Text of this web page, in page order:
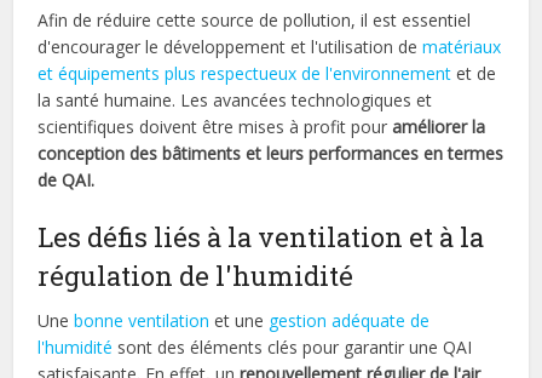
Afin de réduire cette source de pollution, il est essentiel
d'encourager le développement et l'utilisation dematériaux
et équipements plus respectueux de l'environnement et de
la santé humaine. Les avancées technologiques et
scientifiques doivent être mises à profit pouraméliorer la
conception des bâtiments et leurs performances en termes
de QAI.
Les défis liés à la ventilation et à la
régulation de l'humidité
Unebonne ventilation et une gestion adéquate de
l'humidité sont des éléments clés pour garantir une QAI